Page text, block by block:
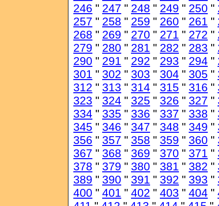
246 " 247 " 248 " 249 " 250 "
257 " 258 " 259 " 260 " 261 "
268 " 269 " 270 " 271 " 272 "
279 " 280 " 281 " 282 " 283 "
290 " 291 " 292 " 293 " 294 "
301 " 302 " 303 " 304 " 305 "
312 " 313 " 314 " 315 " 316 "
323 " 324 " 325 " 326 " 327 "
334 " 335 " 336 " 337 " 338 "
345 " 346 " 347 " 348 " 349 "
356 " 357 " 358 " 359 " 360 "
367 " 368 " 369 " 370 " 371 "
378 " 379 " 380 " 381 " 382 "
389 " 390 " 391 " 392 " 393 "
400 " 401 " 402 " 403 " 404 "